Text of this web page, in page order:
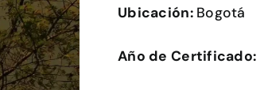
Ubicación: Bogotá
Año de Certificado: